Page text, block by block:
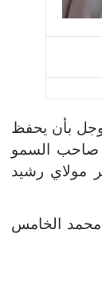
وجل بأن يحفظ
صاحب السمو
مولاي رشيد
محمد الخامس